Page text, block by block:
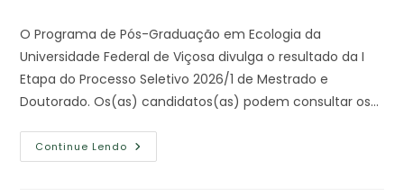
O Programa de Pós-Graduação em Ecologia da
Universidade Federal de Viçosa divulga o resultado da I
Etapa do Processo Seletivo 2026/1 de Mestrado e
Doutorado. Os(as) candidatos(as) podem consultar os…
Continue Lendo